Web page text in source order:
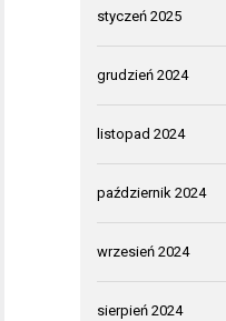
styczeń 2025
grudzień 2024
listopad 2024
październik 2024
wrzesień 2024
sierpień 2024